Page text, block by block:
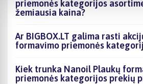
priemonės kategorijos
žemiausia kaina?
Ar BIGBOX.LT galima rasti
formavimo priemonės
Kiek trunka Nanoil Plaukų
priemonės kategorijos prekių